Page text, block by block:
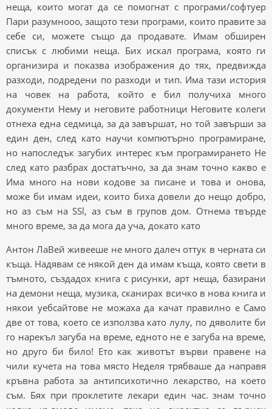
неща, които могат да се помогнат с програми/софтуер
Пари разумнооо, защото тези програми, които правите за
себе си, можете също да продавате. Имам обширен
списък с любими неща. Бих искал програма, която ги
организира и показва изображения до тях, предвижда
разходи, подредени по разходи и тип. Има тази история
на човек на работа, който е бил получиха много
документи Нему и неговите работници Неговите колеги
отнеха една седмица, за да завършат, но той завърши за
един ден, след като научи компютърно програмиране,
но напоследък загубих интерес към програмирането Не
след като разбрах достатъчно, за да знам точно какво е
Има много на нови кодове за писане и това и онова,
може би имам идеи, които биха довели до нещо добро,
но аз съм на SSl, аз съм в групов дом. Отнема твърде
много време, за да мога да уча, докато като
Антон ЛаВей живееше не много далеч оттук в черната си
къща. Надявам се някой ден да имам къща, която свети в
тъмното, създадох книга с рисунки, арт неща, базирани
на демони неща, музика, сканирах всичко в нова книга и
някои уебсайтове не можаха да качат правилно е Само
две от това, което се използва като лулу, по дяволите би
го нарекъл загуба на време, едното не е загуба на време,
но друго би било! Ето как животът върви правене на
чили кучета на това място Неделя трябваше да направя
кръвна работа за антипсихотично лекарство, на което
съм. Бях при проклетите лекари един час. знам точно